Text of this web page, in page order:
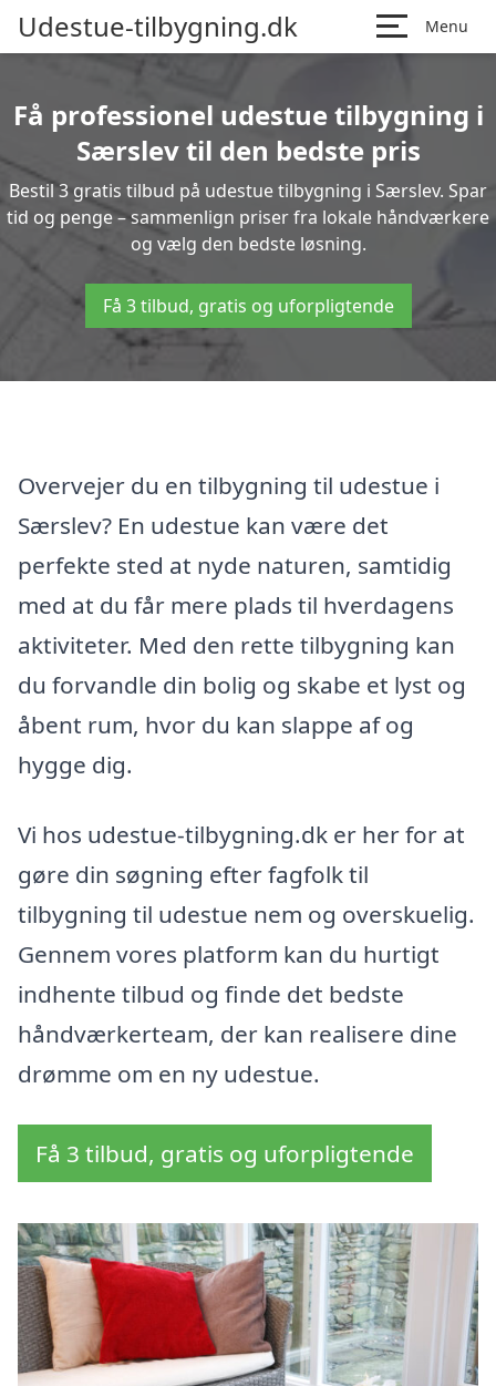
Udestue-tilbygning.dk Menu
Få professionel udestue tilbygning i
Særslev til den bedste pris
Bestil 3 gratis tilbud på udestue tilbygning i Særslev. Spar
tid og penge – sammenlign priser fra lokale håndværkere
og vælg den bedste løsning.
Få 3 tilbud, gratis og uforpligtende
Overvejer du en tilbygning til udestue i
Særslev? En udestue kan være det
perfekte sted at nyde naturen, samtidig
med at du får mere plads til hverdagens
aktiviteter. Med den rette tilbygning kan
du forvandle din bolig og skabe et lyst og
åbent rum, hvor du kan slappe af og
hygge dig.
Vi hos udestue-tilbygning.dk er her for at
gøre din søgning efter fagfolk til
tilbygning til udestue nem og overskuelig.
Gennem vores platform kan du hurtigt
indhente tilbud og finde det bedste
håndværkerteam, der kan realisere dine
drømme om en ny udestue.
Få 3 tilbud, gratis og uforpligtende